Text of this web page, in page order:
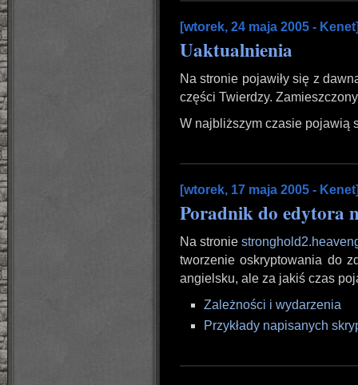
[wtorek, 24 maja 2005 -
Uaktualnienia
Na stronie pojawiły się z
części Twierdzy.
W najbliższym czasie pojawią
[wtorek, 17 maja 2005 -
Poradnik do edytora
Na stronie
tworzenie oskryptowania do
angielsku, ale za jakiś czas
Zależności i wydarzenia
Przykłady napisanych